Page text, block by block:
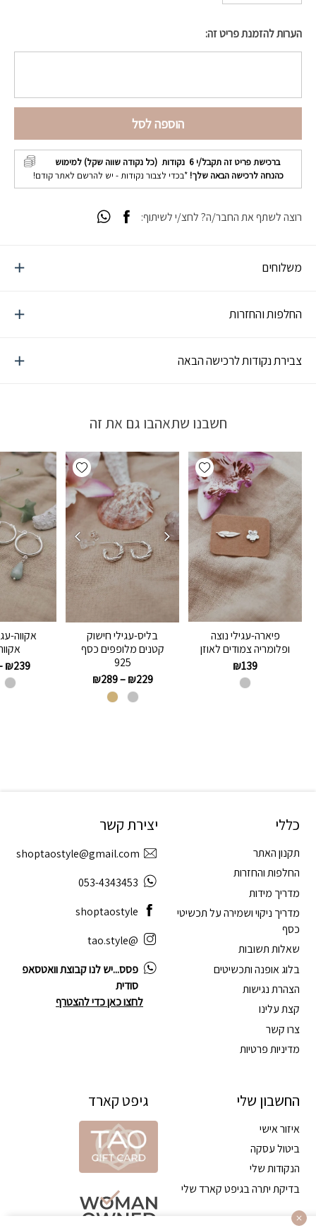
הערות להזמנת פריט זה:
הוספה לסל
ברכישת פריט זה תקבל/י6 נקודות (כל נקודה שווה שקל) למימוש
כהנחה לרכישה הבאה שלך! *בכדי לצבור נקודות - יש להרשם לאתר קודם!
משלוחים
החלפות והחזרות
צבירת נקודות לרכישה הבאה
רוצה לשתף את החבר/ה? לחצ/י לשיתוף:
חשבנו שתאהבו גם את זה
Add wishlist
פיארה-עגילי נוצה
ופלומריה צמודים לאוזן
₪139
Add wishlist
בליס-עגילי חישוק
קטנים מלופפים כסף
925
₪229
–
₪289
אקווה-
₪239
כללי
תקנון האתר
החלפות והחזרות
מדריך מידות
מדריך ניקוי ושמירה על תכשיטי
כסף
שאלות תשובות
בלוג אופנה ותכשיטים
הצהרת נגישות
קצת עלינו
צרו קשר
מדיניות פרטיות
החשבון שלי
איזור אישי
ביטול עסקה
הנקודות שלי
בדיקת יתרה בגיפט קארד שלי
יצירת קשר
shoptaostyle@gmail.com
053-4343453
shoptaostyle
@tao.style
פסס...יש לנו קבוצת וואטסאפ
סודית
לחצו כאן כדי להצטרף
גיפט קארד